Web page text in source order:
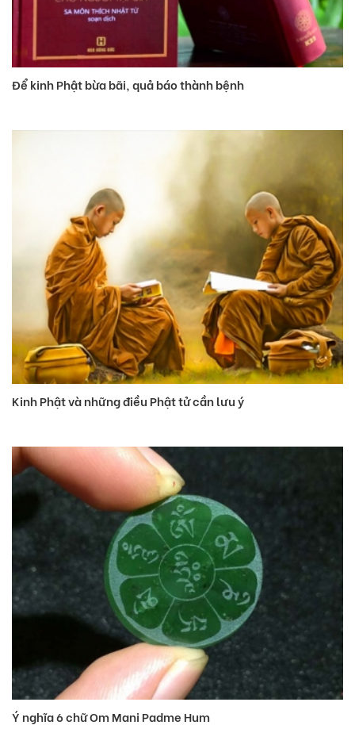
Để kinh Phật bừa bãi, quả báo thành bệnh
Kinh Phật và những điều Phật tử cần lưu ý
Ý nghĩa 6 chữ Om Mani Padme Hum